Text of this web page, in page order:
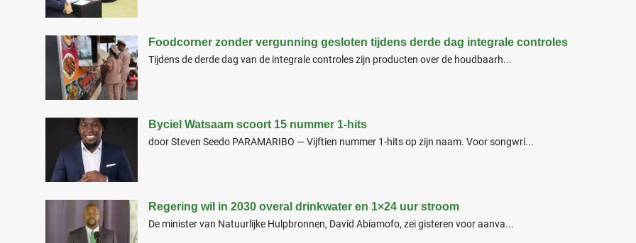
Foodcorner zonder vergunning gesloten tijdens derde dag integrale controles
Tijdens de derde dag van de integrale controles zijn producten over de houdbaarh...
Byciel Watsaam scoort 15 nummer 1-hits
door Steven Seedo PARAMARIBO — Vijftien nummer 1-hits op zijn naam. Voor songwri...
Regering wil in 2030 overal drinkwater en 1×24 uur stroom
De minister van Natuurlijke Hulpbronnen, David Abiamofo, zei gisteren voor aanva...